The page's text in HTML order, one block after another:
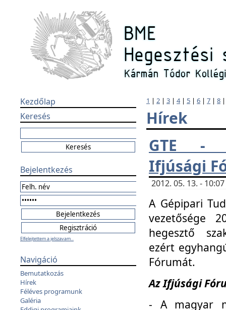
Kezdőlap
Keresés
Bejelentkezés
Elfelejtettem a jelszavam...
Navigáció
Bemutatkozás
Hírek
Féléves programunk
Galéria
1 | 2 | 3 | 4| 5 | 6 | 7 | 8
Hírek
GTE -
Ifjúsági
2012. 05. 13. -
A Gépipari
vezetősége
hegesztő
ezért
Fórumát.
Az Ifjúsági
- A magyar